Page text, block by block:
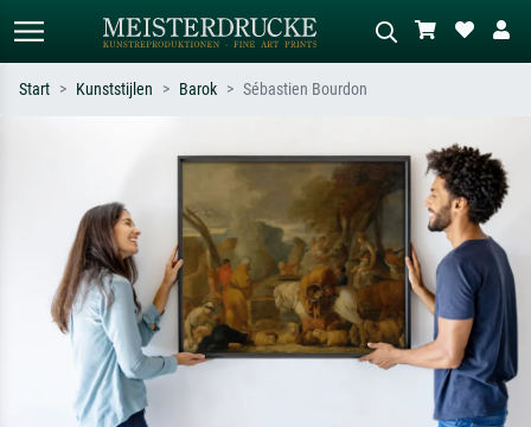
Monet, Sterrennacht, impressionisme,
Hokusai-golf, naakt.
Beschrijf de scène – bijv. groene
weide, abstract met veel rood, donker
olieverfschilderij, staand naakt naast
een boom.
Start Kunststijlen Barok Sébastien Bourdon